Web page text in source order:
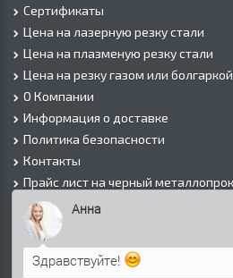
Сертификаты
Цена на лазерную резку стали
Цена на плазменую резку стали
Цена на резку газом или болгаркой
О Компании
Информация о доставке
Политика безопасности
Контакты
Прайс лист на черный
Листовой прокат
Лист г/к
Лист х/к
Анна
Здравствуйте!